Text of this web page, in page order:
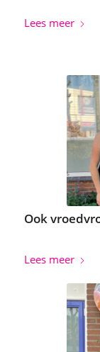
Lees meer
Ook
Lees meer